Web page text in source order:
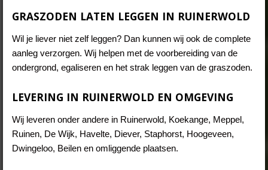
GRASZODEN LATEN LEGGEN IN RUINERWOLD
Wil je liever niet zelf leggen? Dan kunnen wij ook de complete
aanleg verzorgen. Wij helpen met de voorbereiding van de
ondergrond, egaliseren en het strak leggen van de graszoden.
LEVERING IN RUINERWOLD EN OMGEVING
Wij leveren onder andere in Ruinerwold, Koekange, Meppel,
Ruinen, De Wijk, Havelte, Diever, Staphorst, Hoogeveen,
Dwingeloo, Beilen en omliggende plaatsen.